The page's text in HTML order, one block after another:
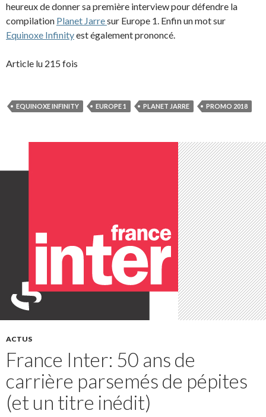
heureux de donner sa première interview pour défendre la
compilation Planet Jarresur Europe 1. Enfin un mot sur
Equinoxe Infinityest également prononcé.
Article lu 215 fois
EQUINOXE INFINITY EUROPE 1 PLANET JARRE PROMO 2018
ACTUS
France Inter: 50 ans de
carrière parsemés de pépites
(et un titre inédit)